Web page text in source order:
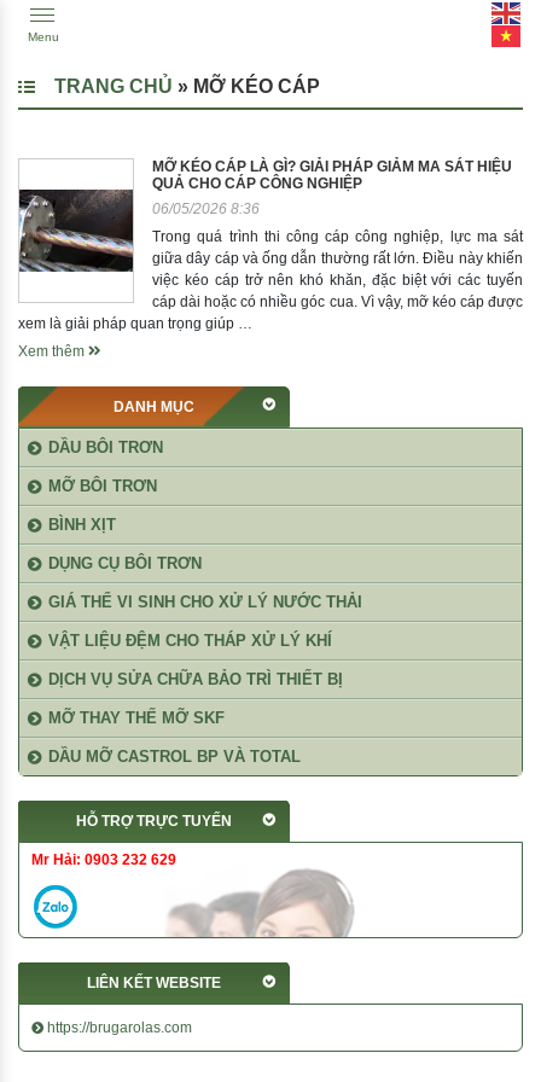
Menu
TRANG CHỦ » MỠ KÉO CÁP
MỠ KÉO CÁP LÀ GÌ? GIẢI PHÁP GIẢM MA SÁT HIỆU
QUẢ CHO CÁP CÔNG NGHIỆP
06/05/2026 8:36
Trong quá trình thi công cáp công nghiệp, lực ma sát
giữa dây cáp và ống dẫn thường rất lớn. Điều này khiến
việc kéo cáp trở nên khó khăn, đặc biệt với các tuyến
cáp dài hoặc có nhiều góc cua. Vì vậy, mỡ kéo cáp được
xem là giải pháp quan trọng giúp …
Xem thêm
DANH MỤC
DẦU BÔI TRƠN
MỠ BÔI TRƠN
BÌNH XỊT
DỤNG CỤ BÔI TRƠN
GIÁ THỂ VI SINH CHO XỬ LÝ NƯỚC THẢI
VẬT LIỆU ĐỆM CHO THÁP XỬ LÝ KHÍ
DỊCH VỤ SỬA CHỮA BẢO TRÌ THIẾT BỊ
MỠ THAY THẾ MỠ SKF
DẦU MỠ CASTROL BP VÀ TOTAL
HỖ TRỢ TRỰC TUYẾN
Mr Hải: 0903 232 629
LIÊN KẾT WEBSITE
https://brugarolas.com